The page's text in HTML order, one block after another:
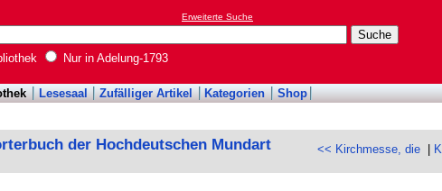
Erweiterte Suche
Nur in Adelung-1793
Lesesaal Zufälliger Artikel Kategorien Shop
<< Kirchmesse, die
der Hochdeutschen Mundart